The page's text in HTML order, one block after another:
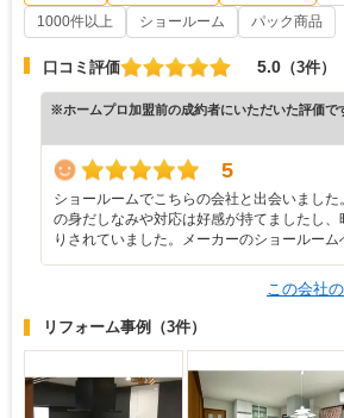
1000件以上
ショールーム パック商品
口コミ評価 5.0 （3件）
※ホームプロ加盟前の成約者にいただいた評価で
5
ショールームでこちらの会社と出会いまし
の身だしなみや対応は好感が持てましたし
りされていました。メーカーのショールー
この会社
リフォーム事例 （3件）